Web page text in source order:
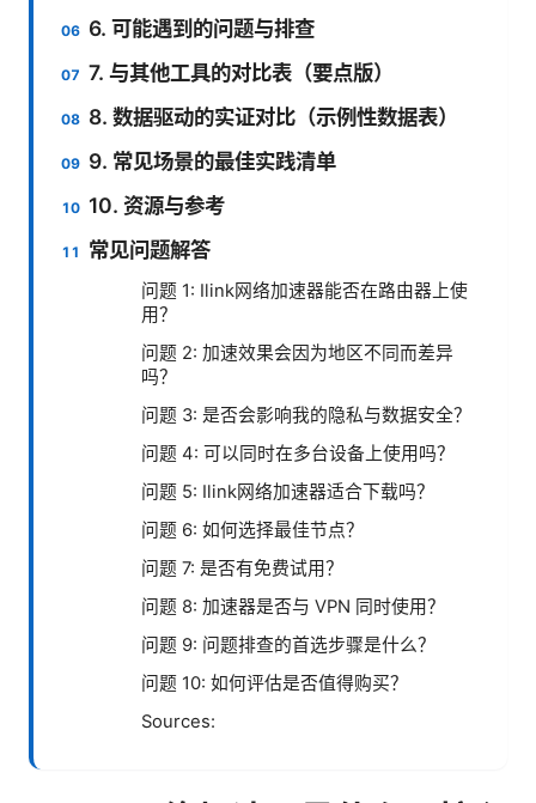
6. 可能遇到的问题与排查
7. 与其他工具的对比表（要点版）
8. 数据驱动的实证对比（示例性数据表）
9. 常见场景的最佳实践清单
10. 资源与参考
常见问题解答
问题 1: Ilink网络加速器能否在路由器上使
用？
问题 2: 加速效果会因为地区不同而差异
吗？
问题 3: 是否会影响我的隐私与数据安全？
问题 4: 可以同时在多台设备上使用吗？
问题 5: Ilink网络加速器适合下载吗？
问题 6: 如何选择最佳节点？
问题 7: 是否有免费试用？
问题 8: 加速器是否与 VPN 同时使用？
问题 9: 问题排查的首选步骤是什么？
问题 10: 如何评估是否值得购买？
Sources: